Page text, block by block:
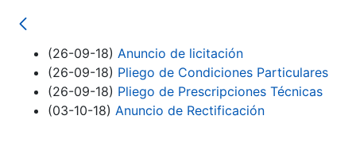
Erakutsi/Ezkutatu
(26-09-18) Anuncio de licitación
(26-09-18) Pliego de Condiciones Particulares
(26-09-18) Pliego de Prescripciones Técnicas
(03-10-18) Anuncio de Rectificación